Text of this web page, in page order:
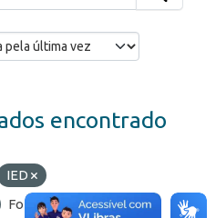
encontrado
IED
Formatos:
JSON